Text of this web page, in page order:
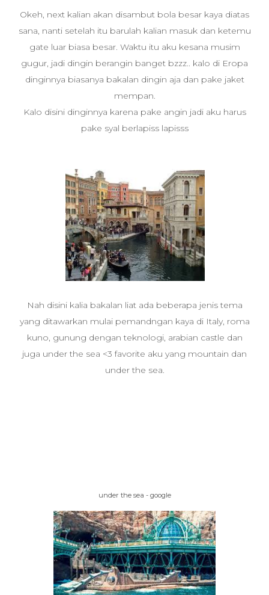
Okeh, next kalian akan disambut bola besar kaya diatas
sana, nanti setelah itu barulah kalian masuk dan ketemu
gate luar biasa besar. Waktu itu aku kesana musim
gugur, jadi dingin berangin banget bzzz.. kalo di Eropa
dinginnya biasanya bakalan dingin aja dan pake jaket
mempan.
Kalo disini dinginnya karena pake angin jadi aku harus
pake syal berlapiss lapisss
Nah disini kalia bakalan liat ada beberapa jenis tema
yang ditawarkan mulai pemandngan kaya di Italy, roma
kuno, gunung dengan teknologi, arabian castle dan
juga under the sea <3 favorite aku yang mountain dan
under the sea.
under the sea - google